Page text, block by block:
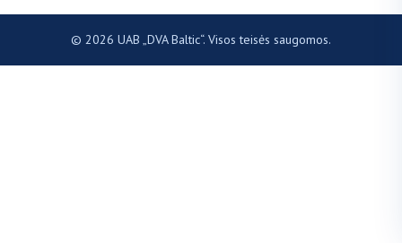
© 2026 UAB „DVA Baltic“. Visos teisės saugomos.